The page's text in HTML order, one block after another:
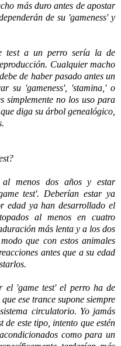
más duro antes de apostar
de su 'gameness' y
test a un perro sería la de
Cualquier macho
de haber pasado antes un
su 'gameness', 'stamina,' o
simplemente no los uso para
diga su árbol genealógico,
menos dos años y estar
test'. Deberían estar ya
edad ya han desarrollado el
al menos en cuatro
más lenta y a los dos
que con estos animales
antes que a su edad
el 'game test' el perro ha de
ese trance supone siempre
circulatorio. Yo jamás
de este tipo, intento que estén
como para un